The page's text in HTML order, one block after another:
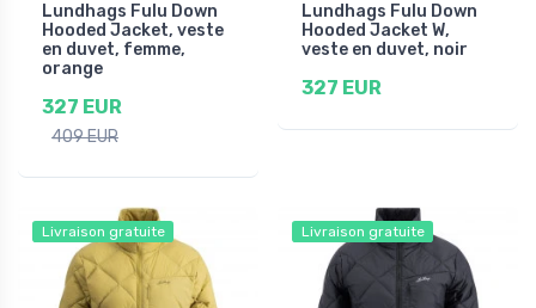
Lundhags Fulu Down
Hooded Jacket, veste
en duvet, femme,
orange
327 EUR
409 EUR
Lundhags Fulu Down
Hooded Jacket W,
veste en duvet, noir
327 EUR
Livraison gratuite Livraison gratuite